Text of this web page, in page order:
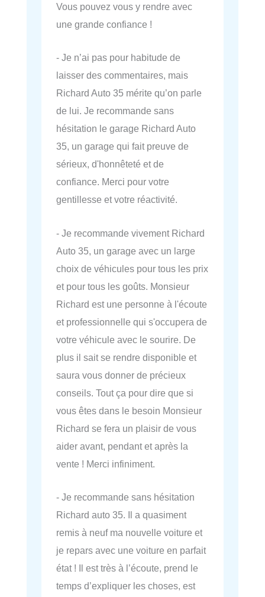
Vous pouvez vous y rendre avec
une grande confiance !
- Je n’ai pas pour habitude de
laisser des commentaires, mais
Richard Auto 35 mérite qu’on parle
de lui. Je recommande sans
hésitation le garage Richard Auto
35, un garage qui fait preuve de
sérieux, d'honnêteté et de
confiance. Merci pour votre
gentillesse et votre réactivité.
- Je recommande vivement Richard
Auto 35, un garage avec un large
choix de véhicules pour tous les prix
et pour tous les goûts. Monsieur
Richard est une personne à l'écoute
et professionnelle qui s'occupera de
votre véhicule avec le sourire. De
plus il sait se rendre disponible et
saura vous donner de précieux
conseils. Tout ça pour dire que si
vous êtes dans le besoin Monsieur
Richard se fera un plaisir de vous
aider avant, pendant et après la
vente ! Merci infiniment.
- Je recommande sans hésitation
Richard auto 35. Il a quasiment
remis à neuf ma nouvelle voiture et
je repars avec une voiture en parfait
état ! Il est très à l’écoute, prend le
temps d’expliquer les choses, est